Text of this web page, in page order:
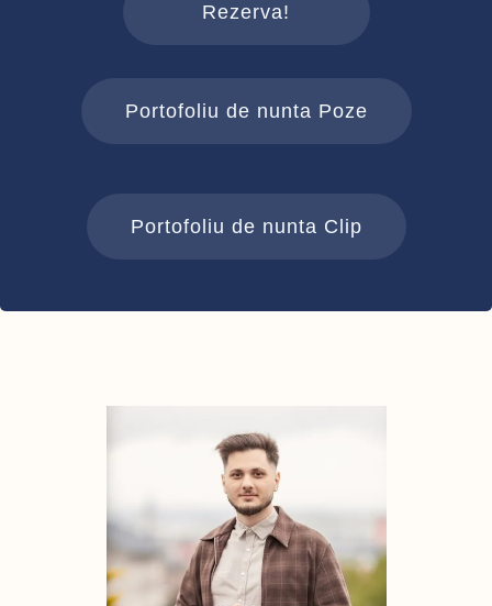
Rezerva!
Portofoliu de nunta Poze
Portofoliu de nunta Clip